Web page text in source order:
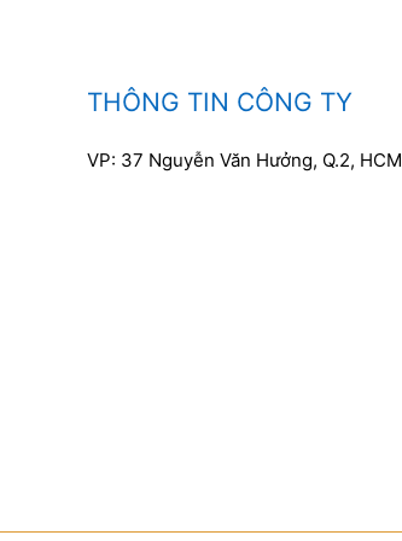
THÔNG TIN CÔNG TY
VP: 37 Nguyễn Văn Hưởng, Q.2, HCM